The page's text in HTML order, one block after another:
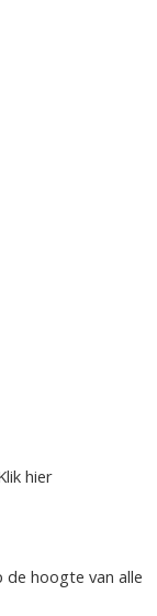
hier
de hoogte van alle